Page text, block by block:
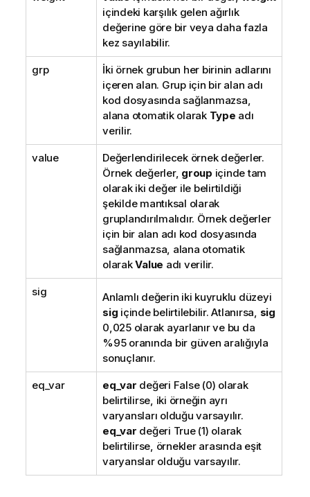
içindeki karşılık gelen ağırlık
değerine göre bir veya daha fazla
kez sayılabilir.
grp
İki örnek grubun her birinin adlarını
içeren alan. Grup için bir alan adı
kod dosyasında sağlanmazsa,
alana otomatik olarak Type adı
verilir.
value
Değerlendirilecek örnek değerler.
Örnek değerler, group içinde tam
olarak iki değer ile belirtildiği
şekilde mantıksal olarak
gruplandırılmalıdır. Örnek değerler
için bir alan adı kod dosyasında
sağlanmazsa, alana otomatik
olarakValue adı verilir.
sig
Anlamlı değerin iki kuyruklu düzeyi
sig içinde belirtilebilir. Atlanırsa, sig
0,025 olarak ayarlanır ve bu da
%95 oranında bir güven aralığıyla
sonuçlanır.
eq_var eq_var değeri False(0) olarak
belirtilirse, iki örneğin ayrı
varyansları olduğu varsayılır.
eq_var değeri True(1) olarak
belirtilirse, örnekler arasında eşit
varyanslar olduğu varsayılır.